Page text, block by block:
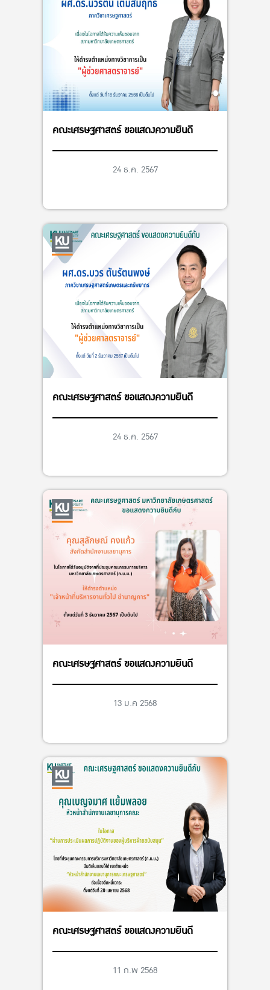
คณะเศรษฐศาสตร์ ขอแสดงความยินดี
24 ธ.ค. 2567
คณะเศรษฐศาสตร์ ขอแสดงความยินดี
24 ธ.ค. 2567
คณะเศรษฐศาสตร์ ขอแสดงความยินดี
13 ม.ค 2568
คณะเศรษฐศาสตร์ ขอแสดงความยินดี
11 ก.พ 2568